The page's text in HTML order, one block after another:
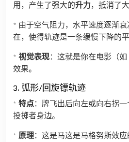
用，产生了强大的升力，抵消了
* 由于空气阻力，水平速度逐渐
在，使得轨迹是一条缓慢下降的平
* 视觉表现：这就是你在电影（
效果。
3. 弧形/回旋镖轨迹
* 特点：牌飞出后向左或向右拐
投掷者身边。
* 原理：这是马这是马格努斯效